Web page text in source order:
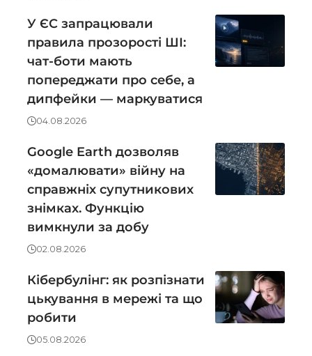
У ЄС запрацювали
правила прозорості ШІ:
чат-боти мають
попереджати про себе, а
дипфейки — маркуватися
04.08.2026
Google Earth дозволяв
«домалювати» війну на
справжніх супутникових
знімках. Функцію
вимкнули за добу
02.08.2026
Кібербулінг: як розпізнати
цькування в мережі та що
робити
05.08.2026